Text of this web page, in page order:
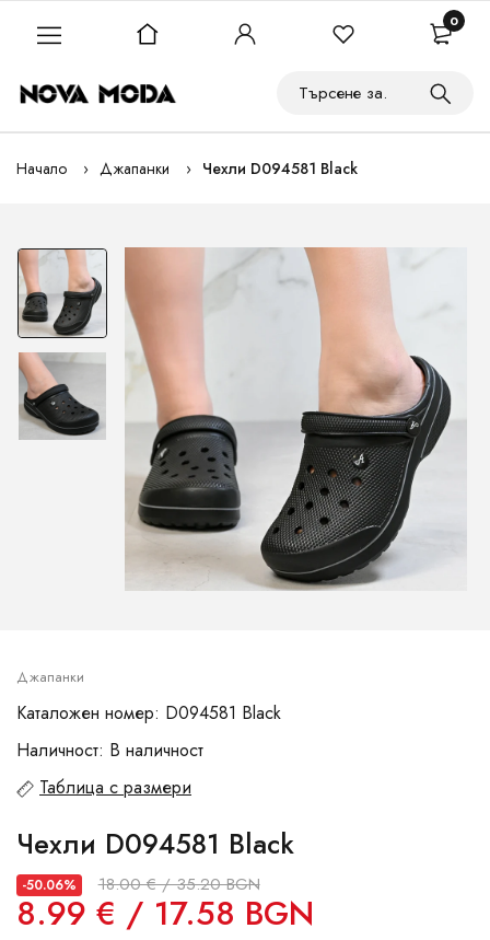
Начало Джапанки Чехли D094581 Black
Джапанки
Каталожен номер: D094581 Black
Наличност: В наличност
Таблица с размери
Чехли D094581 Black
-50.06% 18.00 € / 35.20 BGN
8.99 € / 17.58 BGN
0